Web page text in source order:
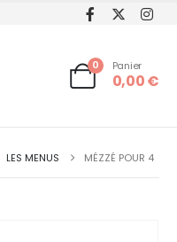
0 Panier
0,00€
LES MENUS MÉZZÉ POUR 4